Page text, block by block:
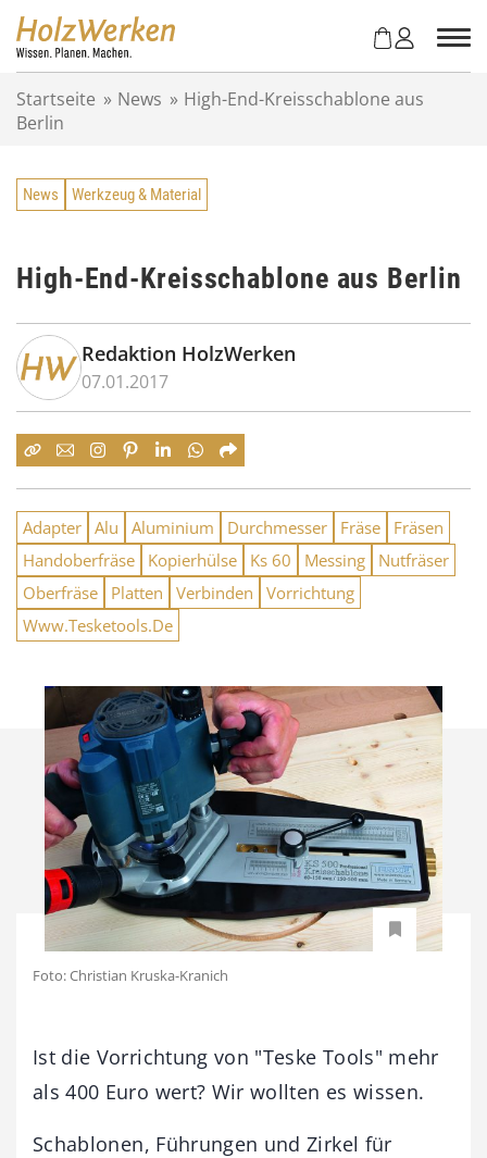
Startseite » News » High-End-Kreisschablone aus
Berlin
News Werkzeug & Material
High-End-Kreisschablone aus Berlin
Redaktion HolzWerken
07.01.2017
Adapter Alu Aluminium Durchmesser Fräse
Fräsen
Handoberfräse
Kopierhülse Ks 60 Messing
Nutfräser
Oberfräse
Platten Verbinden
Vorrichtung
Www.Tesketools.De
Foto: Christian Kruska-Kranich
Ist die Vorrichtung von "Teske Tools" mehr
als 400 Euro wert? Wir wollten es wissen.
Schablonen, Führungen und Zirkel für